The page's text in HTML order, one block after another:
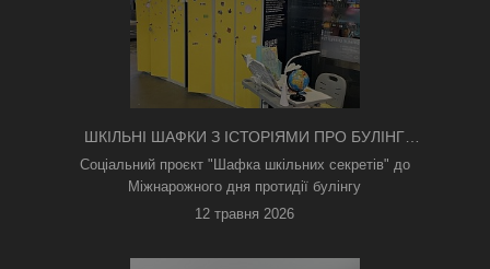
ШКІЛЬНІ ШАФКИ З ІСТОРІЯМИ ПРО БУЛІНГ
З'ЯВИЛИСЯ В КИЄВІ
Соціальний проєкт "Шафка шкільних секретів" до
Міжнарожного дня протидії булінгу
12 травня 2026